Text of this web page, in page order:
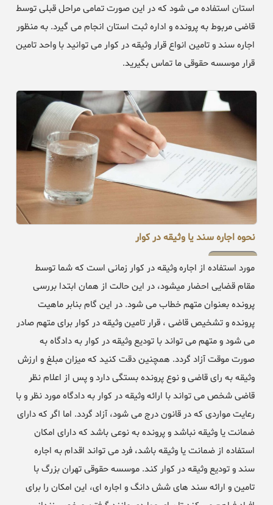
استان استفاده می شود که در این صورت تمامی مراحل قبلی توسط
قاضی مربوط به پرونده و اداره ثبت استان انجام می گیرد. به منظور
اجاره سند و تامین انواع قرار وثیقه در کوار می توانید با واحد تامین
قرار موسسه حقوقی ما تماس بگیرید.
نحوه اجاره سند یا وثیقه در کوار
مورد استفاده از اجاره وثیقه در کوار زمانی است که شما توسط
مقام قضایی احضار میشود، در این حالت از همان ابتدا بررسی
پرونده بعنوان متهم خطاب می شود. در این گام بنابر ماهیت
پرونده و تشخیص قاضی ، قرار تامین وثیقه در کوار برای متهم صادر
می شود و متهم می تواند با تودیع وثیقه در کوار به دادگاه به
صورت موقت آزاد گردد. همچنین دقت کنید که میزان مبلغ و ارزش
وثیقه به رای قاضی و نوع پرونده بستگی دارد و پس از اعلام نظر
قاضی شخص می تواند با ارائه وثیقه در کوار به دادگاه مورد نظر و با
رعایت مواردی که در قانون درج می شود، آزاد گردد. اما اگر که دارای
ضمانت یا وثیقه نباشد و پرونده به نوعی باشد که دارای امکان
استفاده از ضمانت یا وثیقه باشد، فرد می تواند اقدام به اجاره
سند و تودیع وثیقه در کوار کند. موسسه حقوقی تهران بزرگ با
تامین و ارائه سند های شش دانگ و اجاره ای، این امکان را برای